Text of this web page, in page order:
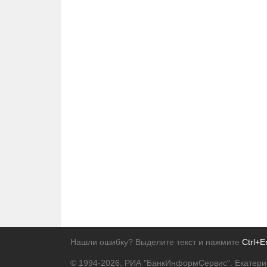
Нашли ошибку? Выделите текст и нажмите
© 1994-2026. РИА "БанкИнформСервис".